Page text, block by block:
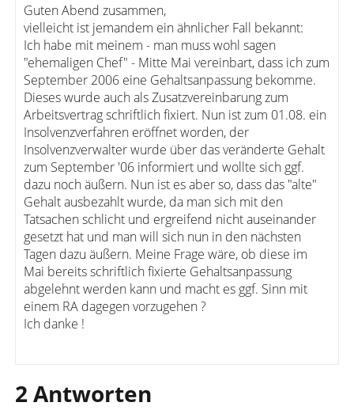
Guten Abend zusammen,
vielleicht ist jemandem ein ähnlicher Fall bekannt:
Ich habe mit meinem - man muss wohl sagen
"ehemaligen Chef" - Mitte Mai vereinbart, dass ich zum
September 2006 eine Gehaltsanpassung bekomme.
Dieses wurde auch als Zusatzvereinbarung zum
Arbeitsvertrag schriftlich fixiert. Nun ist zum 01.08. ein
Insolvenzverfahren eröffnet worden, der
Insolvenzverwalter wurde über das veränderte Gehalt
zum September '06 informiert und wollte sich ggf.
dazu noch äußern. Nun ist es aber so, dass das "alte"
Gehalt ausbezahlt wurde, da man sich mit den
Tatsachen schlicht und ergreifend nicht auseinander
gesetzt hat und man will sich nun in den nächsten
Tagen dazu äußern. Meine Frage wäre, ob diese im
Mai bereits schriftlich fixierte Gehaltsanpassung
abgelehnt werden kann und macht es ggf. Sinn mit
einem RA dagegen vorzugehen ?
Ich danke !
2 Antworten